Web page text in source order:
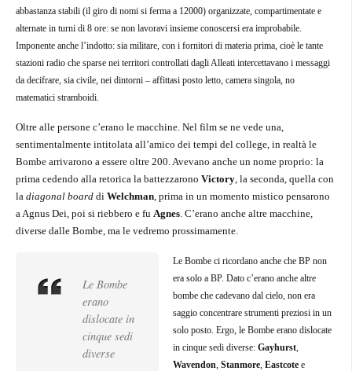
abbastanza stabili (il giro di nomi si ferma a 12000) organizzate, compartimentate e
alternate in turni di 8 ore: se non lavoravi insieme conoscersi era improbabile.
Imponente anche l’indotto: sia militare, con i fornitori di materia prima, cioè le tante
stazioni radio che sparse nei territori controllati dagli Alleati intercettavano i messaggi
da decifrare, sia civile, nei dintorni – affittasi posto letto, camera singola, no
matematici stramboidi.
Oltre alle persone c’erano le macchine. Nel film se ne vede una,
sentimentalmente intitolata all’amico dei tempi del college, in realtà le
Bombe arrivarono a essere oltre 200. Avevano anche un nome proprio: la
prima cedendo alla retorica la battezzarono Victory , la seconda, quella con
la diagonal board di Welchman , prima in un momento mistico pensarono
a Agnus Dei, poi si riebbero e fu Agnes . C’erano anche altre macchine,
diverse dalle Bombe, ma le vedremo prossimamente.
Le Bombe
erano
dislocate in
cinque sedi
diverse
Le Bombe ci ricordano anche che BP non
era solo a BP. Dato c’erano anche altre
bombe che cadevano dal cielo, non era
saggio concentrare strumenti preziosi in un
solo posto. Ergo, le Bombe erano dislocate
in cinque sedi diverse:Gayhurst
Wavendon ,Stanmore ,Eastcote e